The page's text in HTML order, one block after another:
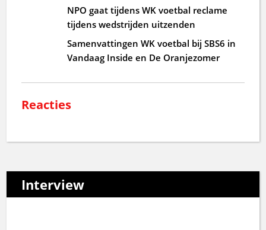
NPO gaat tijdens WK voetbal reclame
tijdens wedstrijden uitzenden
Samenvattingen WK voetbal bij SBS6 in
Vandaag Inside en De Oranjezomer
Reacties
Interview